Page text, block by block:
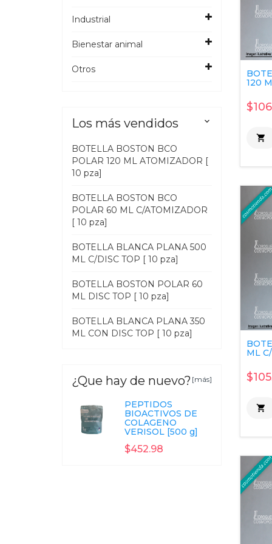
120

ML

Industrial
Bienestar animal
Otros
Los más vendidos 
BOTELLA BOSTON BCO
POLAR 120 ML ATOMIZADOR [
10 pza]
BOTELLA BOSTON BCO
POLAR 60 ML C/ATOMIZADOR
[ 10 pza]
BOTELLA BLANCA PLANA 500
ML C/DISC TOP [ 10 pza]
BOTELLA BOSTON POLAR 60
ML DISC TOP [ 10 pza]
BOTELLA BLANCA PLANA 350
ML CON DISC TOP [ 10 pza]
¿Que hay de nuevo? [más]
PEPTIDOS
BIOACTIVOS DE
COLAGENO
VERISOL [500 g]
$452.98